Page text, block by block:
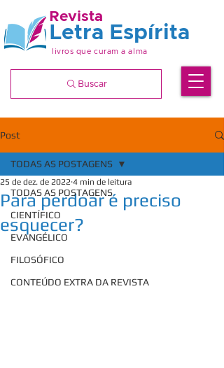
Revista
livros que curam a alma
Letra Espírita
Buscar
Post
TODAS AS POSTAGENS
CIENTÍFICO
EVANGÉLICO
FILOSÓFICO
CONTEÚDO EXTRA DA REVISTA
TODAS AS POSTAGENS
Para perdoar é preciso
esquecer?
25 de dez. de 2022 4 min de leitura